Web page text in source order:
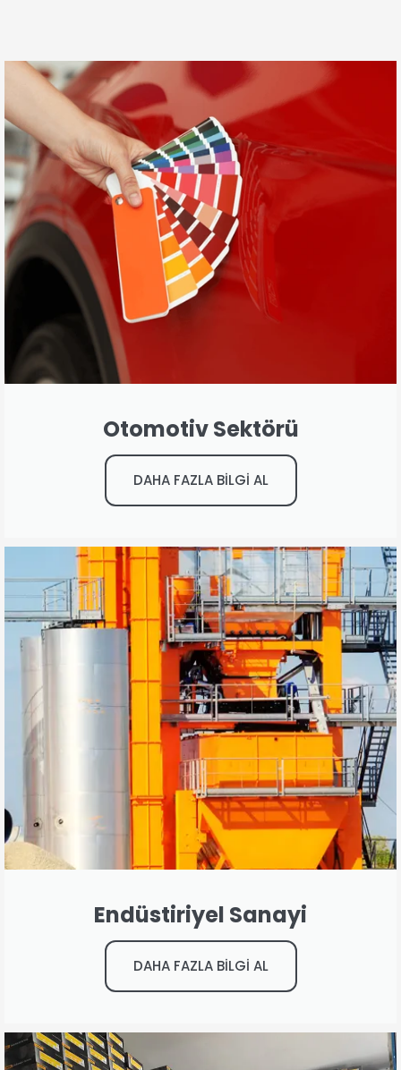
Otomotiv Sektörü
DAHA FAZLA BİLGİ AL
Endüstiriyel Sanayi
DAHA FAZLA BİLGİ AL